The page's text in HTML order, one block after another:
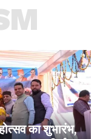
का शुभारंभ,